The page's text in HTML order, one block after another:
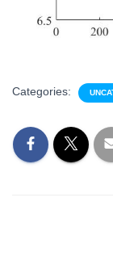
Categories: